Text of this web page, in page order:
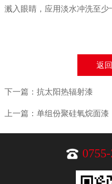
溅入眼睛，应用淡水冲洗至少
返
下一篇：抗太阳热辐射漆
上一篇：单组份聚硅氧烷面漆